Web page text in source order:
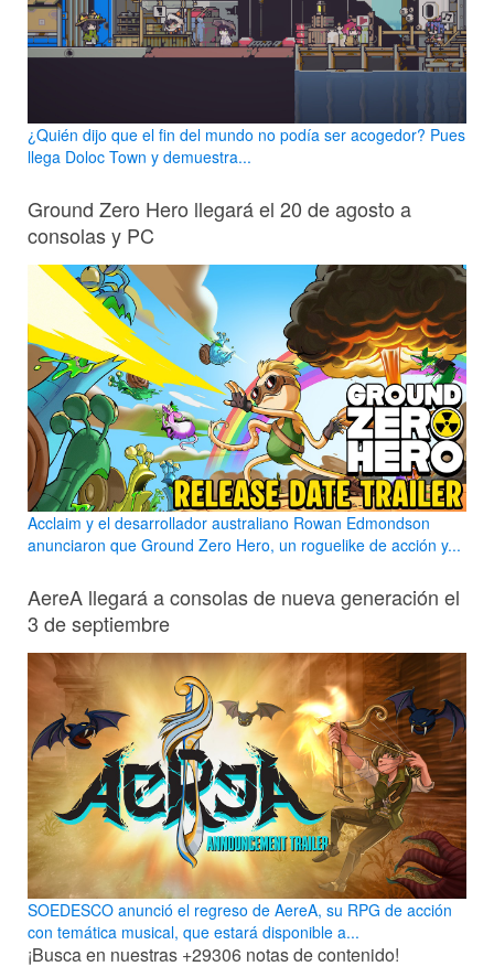
¿Quién dijo que el fin del mundo no podía ser acogedor? Pues
llega Doloc Town y demuestra...
Ground Zero Hero llegará el 20 de agosto a
consolas y PC
Acclaim y el desarrollador australiano Rowan Edmondson
anunciaron que Ground Zero Hero, un roguelike de acción y...
AereA llegará a consolas de nueva generación el
3 de septiembre
SOEDESCO anunció el regreso de AereA, su RPG de acción
con temática musical, que estará disponible a...
¡Busca en nuestras +29306 notas de contenido!